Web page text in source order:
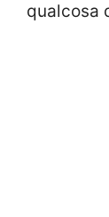
qualcosa